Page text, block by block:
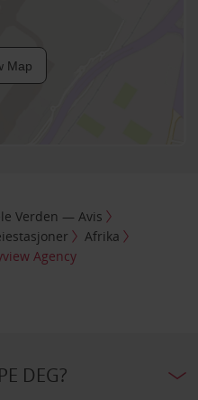
Map
Verden — Avis
Afrika
Agency
DEG?